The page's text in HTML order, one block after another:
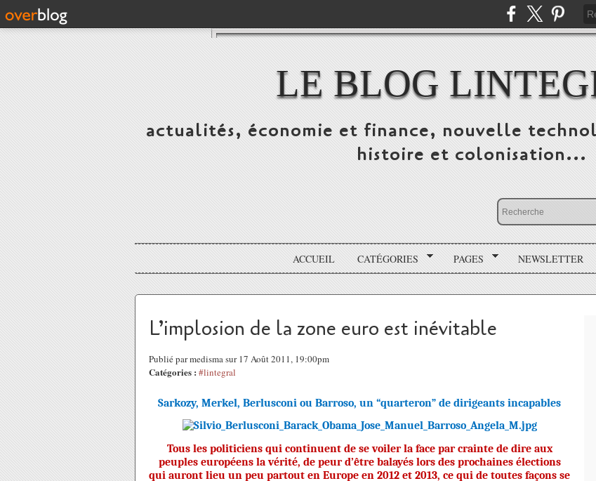
LE BLOG
actualités, économie et finance, nouvelle
histoire et colonisation...
ACCUEIL CATÉGORIES PAGES NEWSLETTER
L’implosion de la zone euro est inévitable
Publié par medisma sur 17 Août 2011, 19:00pm
Catégories : #lintegral
Sarkozy, Merkel, Berlusconi ou Barroso, un “quarteron” de dirigeants incapables
Tous les politiciens qui continuent de se voiler la face par crainte de dire aux
peuples européens la vérité, de peur d’être balayés lors des prochaines élections
qui auront lieu un peu partout en Europe en 2012 et 2013, ce qui de toutes façons se